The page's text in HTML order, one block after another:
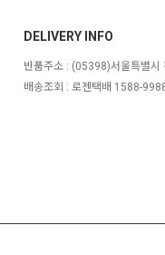
DELIVERY INFO
반품주소 : (05398)서울특별시
배송조회 : 로젠택배 1588-